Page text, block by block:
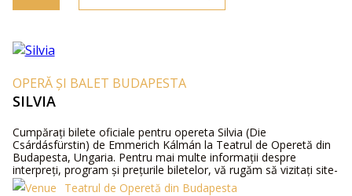
OPERĂ ȘI BALET BUDAPESTA
SILVIA
Cumpărați bilete oficiale pentru opereta Silvia (Die
Csárdásfürstin) de Emmerich Kálmán la Teatrul de Operetă din
Budapesta, Ungaria. Pentru mai multe informații despre
interpreți, program și prețurile biletelor, vă rugăm să vizitați site-
ul nostru web sau să ne contactați telefonic.
Teatrul de Operetă din Budapesta